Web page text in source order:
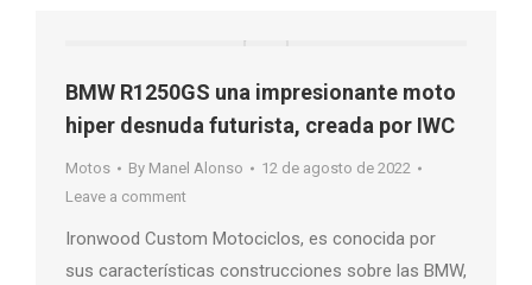
BMW R1250GS una impresionante moto
hiper desnuda futurista, creada por IWC
Motos By Manel Alonso
12 de agosto de 2022
Leave a comment
Ironwood Custom Motociclos, es conocida por
sus características construcciones sobre las BMW,